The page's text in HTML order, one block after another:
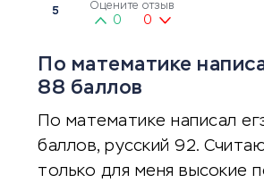
5 Оцените отзыв
0 0
По математике
88 баллов
По математике написал
баллов, русский 92.
только для меня высокие